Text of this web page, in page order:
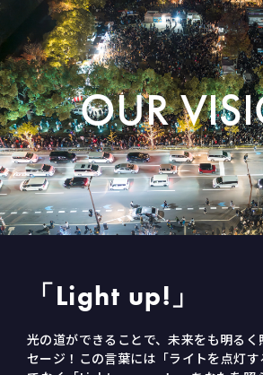
OUR
「Light up!」
光の道ができることで、未来をも明る
セージ！ この言葉には「ライトを点灯